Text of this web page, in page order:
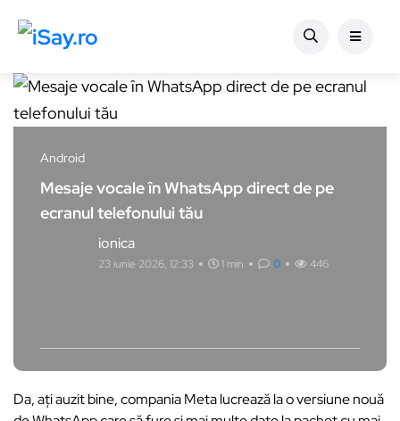
Android
Mesaje vocale în WhatsApp direct de pe
ecranul telefonului tău
ionica
23 iunie 2026, 12:33 1 min 0 446
Da, ați auzit bine, compania Meta lucrează la o versiune nouă